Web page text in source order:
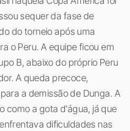
sequer da fase de
do torneio após uma
o Peru. A equipe ficou em
B, abaixo do próprio Peru
A queda precoce,
a demissão de Dunga. A
como a gota d'água, já que
dificuldades nas